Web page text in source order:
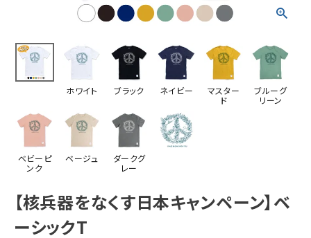
ホワイト ブラック ネイビー
マスター
ド
ブルーグ
リーン
ベビーピ
ンク
ベージュ
ダークグ
レー
【核兵器をなくす日本キャンペーン】ベ
ーシックT